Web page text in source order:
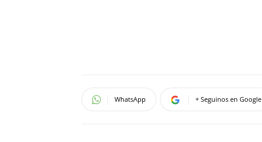
WhatsApp + Seguinos en Google